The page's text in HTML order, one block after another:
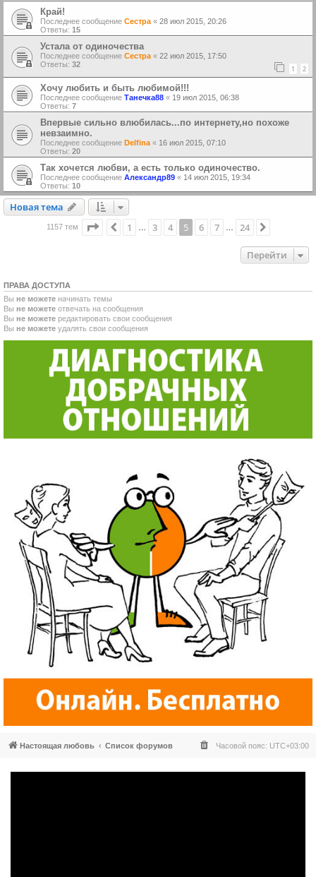
Край!
Последнее сообщение Сестра « 28 июл 2015, 20:26
Ответы: 15
Устала от одиночества
Последнее сообщение Сестра « 22 июл 2015, 17:50
Ответы: 32 1 2
Хочу любить и быть любимой!!!
Последнее сообщение Танечка88 « 19 июл 2015, 06:38
Ответы: 7
Впервые сильно влюбилась...по интернету,но похоже
невзаимно.
Последнее сообщение Delfina « 16 июл 2015, 07:10
Ответы: 20
Так хочется любви, а есть только одиночество.
Последнее сообщение Александр89 « 14 июл 2015, 19:34
Ответы: 10
Новая тема
Новаятема
1157 тем Страница из 24
Пред.
1 3 4 5 6 7 24
Перейти
ПРАВА ДОСТУПА
Вы не можете начинать темы
Вы не можете отвечать на сообщения
Вы не можете редактировать свои сообщения
Вы не можете удалять свои сообщения
Настоящая любовь Список форумов Часовой пояс: UTC+03:00